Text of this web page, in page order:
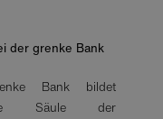
der grenke Bank
Bank bildet
Säule der